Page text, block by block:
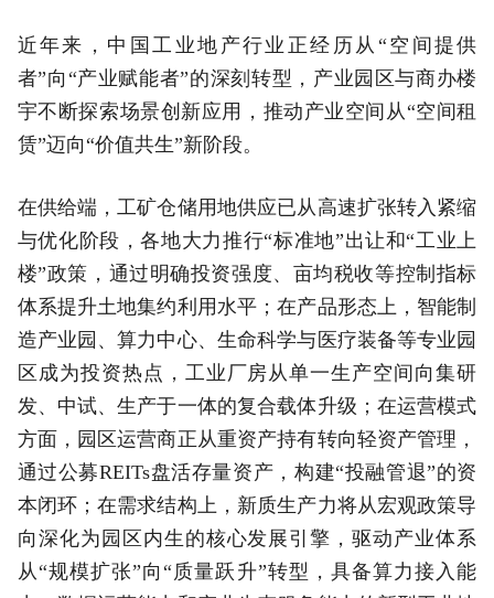
近年来，中国工业地产行业正经历从“空间提供
者”向“产业赋能者”的深刻转型，产业园区与商办楼
宇不断探索场景创新应用，推动产业空间从“空间租
赁”迈向“价值共生”新阶段。
在供给端，工矿仓储用地供应已从高速扩张转入紧缩
与优化阶段，各地大力推行“标准地”出让和“工业上
楼”政策，通过明确投资强度、亩均税收等控制指标
体系提升土地集约利用水平；在产品形态上，智能制
造产业园、算力中心、生命科学与医疗装备等专业园
区成为投资热点，工业厂房从单一生产空间向集研
发、中试、生产于一体的复合载体升级；在运营模式
方面，园区运营商正从重资产持有转向轻资产管理，
通过公募REITs盘活存量资产，构建“投融管退”的资
本闭环；在需求结构上，新质生产力将从宏观政策导
向深化为园区内生的核心发展引擎，驱动产业体系
从“规模扩张”向“质量跃升”转型，具备算力接入能